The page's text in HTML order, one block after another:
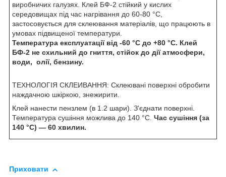
виробничих галузях. Клей БФ-2 стійкий у кислих
середовищах під час нагрівання до 60-80 °C,
застосовується для склеювання матеріалів, що працюють в
умовах підвищеної температури.
Температура експлуатації від -60 °C до +80 °C. Клей
БФ-2 не схильний до гниття, стійок до дії атмосфери,
води, олії, бензину.
ТЕХНОЛОГІЯ СКЛЕИВАННЯ: Склеювані поверхні обробити
наждачною шкіркою, знежирити.
Клей нанести пензлем (в 1.2 шари). З'єднати поверхні.
Температура сушіння можлива до 140 °C. Час сушіння (за
140 °C) — 60 хвилин.
Приховати